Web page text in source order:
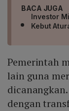
BACA JUGA
Investor
Kebut
Pemerintah
lain guna
dengan